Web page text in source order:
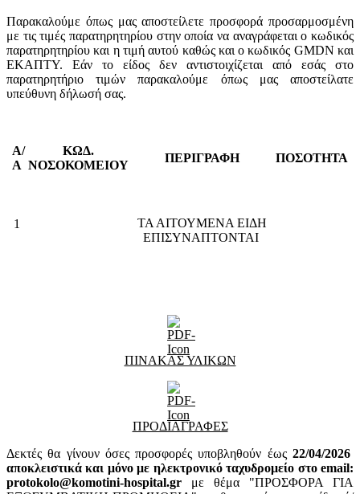
Παρακαλούμε όπως μας αποστείλετε προσφορά προσαρμοσμένη
με τις τιμές παρατηρητηρίου στην οποία να αναγράφεται ο κωδικός
παρατηρητηρίου και η τιμή αυτού καθώς και ο κωδικός GMDN και
ΕΚΑΠΤΥ. Εάν το είδος δεν αντιστοιχίζεται από εσάς στο
παρατηρητήριο τιμών παρακαλούμε όπως μας αποστείλατε
υπεύθυνη δήλωσή σας.
Α/
Α
ΚΩΔ.
ΝΟΣΟΚΟΜΕΙΟΥ
ΠΕΡΙΓΡΑΦΗ ΠΟΣΟΤΗΤΑ
1
ΤΑ ΑΙΤΟΥΜΕΝΑ ΕΙΔΗ
ΕΠΙΣΥΝΑΠΤΟΝΤΑΙ
ΠΙΝΑΚΑΣ ΥΛΙΚΩΝ
ΠΡΟΔΙΑΓΡΑΦΕΣ
Δεκτές θα γίνουν όσες προσφορές υποβληθούν έως 22/04/2026
αποκλειστικά και μόνο με ηλεκτρονικό ταχυδρομείο στο email:
protokolo@komotini-hospital.gr με θέμα "ΠΡΟΣΦΟΡΑ ΓΙΑ